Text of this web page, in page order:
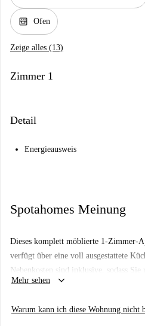
oven_gen
Ofen
Zeige alles (13)
Zimmer 1
Detail
Energieausweis
Spotahomes Meinung
Dieses komplett möblierte 1-Zimmer-
verfügt über eine voll ausgestattete
Nebenkosten sind inklusive, sodass Sie
Haustiere sind erlaubt – ideal für
Sicherheit.
Mehr sehen keyboard_arrow_down
Warum kann ich diese Wohnung nicht